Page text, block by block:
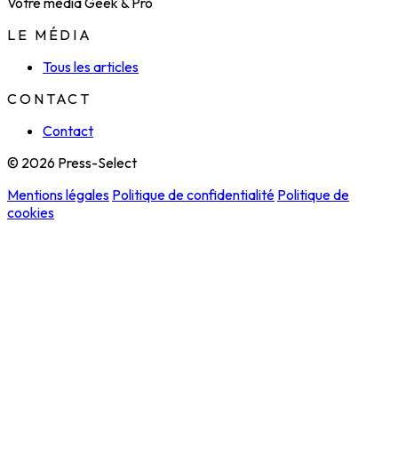
LE MÉDIA
Tous les articles
CONTACT
Contact
© 2026 Press-Select
Mentions légales Politique de confidentialité Politique de
cookies